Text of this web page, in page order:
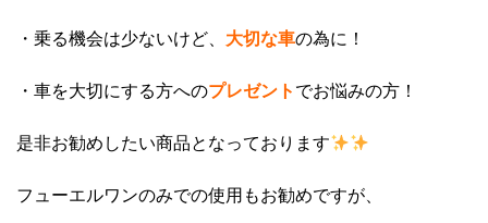
・乗る機会は少ないけど、 大切な車の為に！
・車を大切にする方へのプレゼント でお悩みの方！
是非お勧めしたい商品となっております
フューエルワンのみでの使用もお勧めですが、